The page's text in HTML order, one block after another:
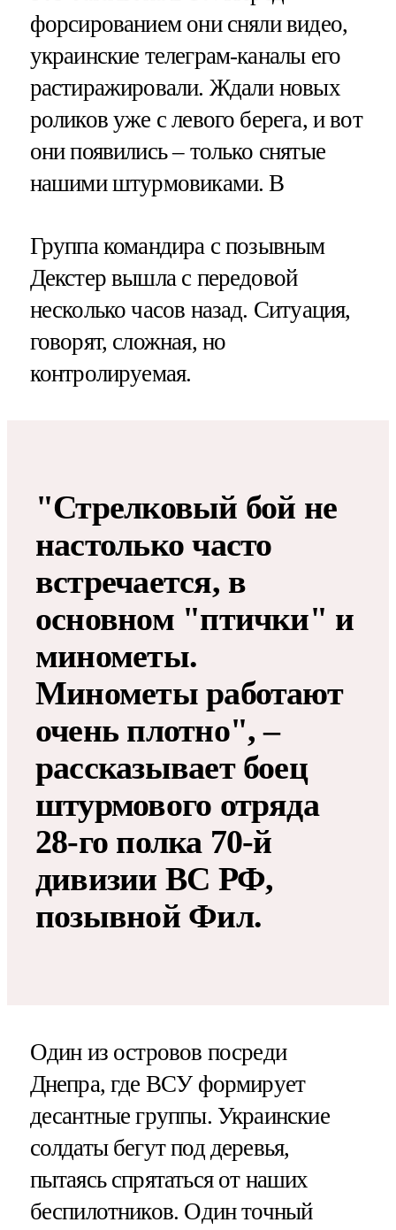
форсированием они сняли видео,
украинские телеграм-каналы его
растиражировали. Ждали новых
роликов уже с левого берега, и вот
они появились – только снятые
нашими штурмовиками. В
Группа командира с позывным
Декстер вышла с передовой
несколько часов назад. Ситуация,
говорят, сложная, но
контролируемая.
"Стрелковый бой не
настолько часто
встречается, в
основном "птички" и
минометы.
Минометы работают
очень плотно", –
рассказывает боец
штурмового отряда
28-го полка 70-й
дивизии ВС РФ,
позывной Фил.
Один из островов посреди
Днепра, где ВСУ формирует
десантные группы. Украинские
солдаты бегут под деревья,
пытаясь спрятаться от наших
беспилотников. Один точный